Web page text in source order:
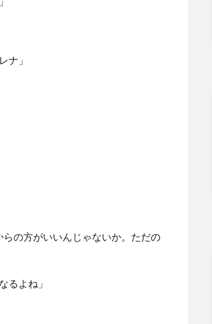
ナ」
の方がいいんじゃないか。ただの
るよね」